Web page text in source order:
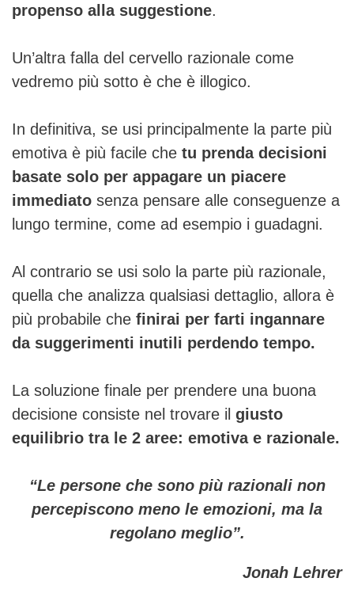
propenso alla suggestione.
Un’altra falla del cervello razionale come
vedremo più sotto è che è illogico.
In definitiva, se usi principalmente la parte più
emotiva è più facile che tu prenda decisioni
basate solo per appagare un piacere
immediato senza pensare alle conseguenze a
lungo termine, come ad esempio i guadagni.
Al contrario se usi solo la parte più razionale,
quella che analizza qualsiasi dettaglio, allora è
più probabile che finirai per farti ingannare
da suggerimenti inutili perdendo tempo.
La soluzione finale per prendere una buona
decisione consiste nel trovare il giusto
equilibrio tra le 2 aree: emotiva e razionale.
“Le persone che sono più razionali non
percepiscono meno le emozioni, ma la
regolano meglio”.
Jonah Lehrer